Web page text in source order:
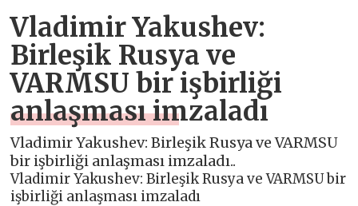
Vladimir Yakushev:
Birleşik Rusya ve
VARMSU bir işbirliği
anlaşması imzaladı
Vladimir Yakushev: Birleşik Rusya ve VARMSU
bir işbirliği anlaşması imzaladı..
Vladimir Yakushev: Birleşik Rusya ve VARMSU bir
işbirliği anlaşması imzaladı